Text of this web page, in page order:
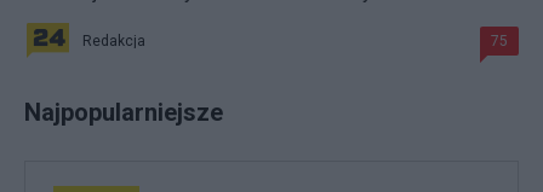
Redakcja 75
Najpopularniejsze